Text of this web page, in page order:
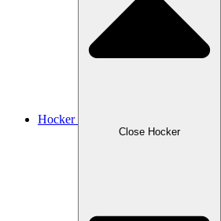
Hocker
Close Hocker